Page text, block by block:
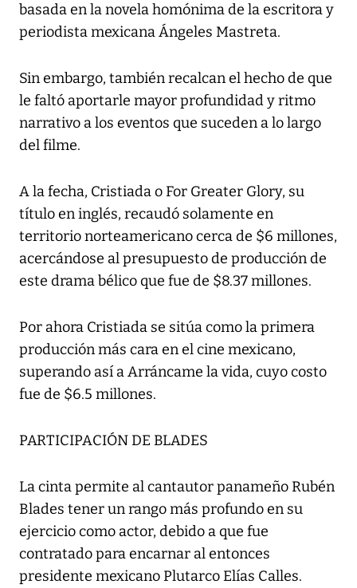
basada en la novela homónima de la escritora y
periodista mexicana Ángeles Mastreta.
Sin embargo, también recalcan el hecho de que
le faltó aportarle mayor profundidad y ritmo
narrativo a los eventos que suceden a lo largo
del filme.
A la fecha, Cristiada o For Greater Glory, su
título en inglés, recaudó solamente en
territorio norteamericano cerca de $6 millones,
acercándose al presupuesto de producción de
este drama bélico que fue de $8.37 millones.
Por ahora Cristiada se sitúa como la primera
producción más cara en el cine mexicano,
superando así a Arráncame la vida, cuyo costo
fue de $6.5 millones.
PARTICIPACIÓN DE BLADES
La cinta permite al cantautor panameño Rubén
Blades tener un rango más profundo en su
ejercicio como actor, debido a que fue
contratado para encarnar al entonces
presidente mexicano Plutarco Elías Calles.